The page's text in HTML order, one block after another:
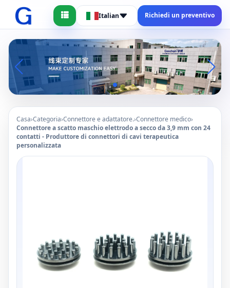
Italian Richiedi un preventivo
Casa›Categoria›Connettore e adattatore.›Connettore medico›
Connettore a scatto maschio elettrodo a secco da 3,9 mm con 24
contatti - Produttore di connettori di cavi terapeutica
personalizzata